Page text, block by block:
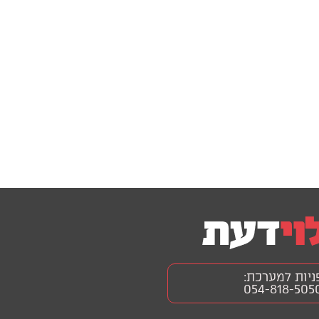
למערכת:
054-818-